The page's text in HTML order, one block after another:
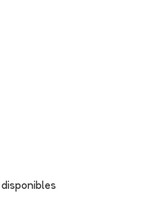
disponibles